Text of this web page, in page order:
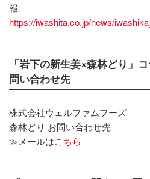
報
https://iwashita.co.jp/news/
「岩下の新生姜×森林どり」
問い合わせ先
株式会社ウェルファムフーズ
森林どり お問い合わせ先
≫メールはこちら